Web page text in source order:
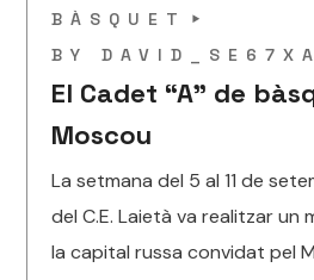
BÀSQUET
BY
El Cadet “A” de
Moscou
La setmana del 5 al 11 de
del C.E. Laietà va realitzar un
la capital russa convidat pel